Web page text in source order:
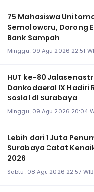
75 Mahasiswa
Semolowaru, Dorong
Bank Sampah
Minggu, 09 Agu 2026 22:51
HUT ke-80
Dankodaeral IX Hadiri
Sosial di Surabaya
Minggu, 09 Agu 2026 20:04
Lebih dari 1 Juta
Surabaya Catat
2026
Sabtu, 08 Agu 2026 22:57 WIB